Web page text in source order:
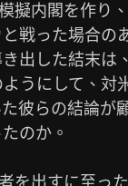
擬内閣を作り
戦った場合の
出した結末は
うにして、対
彼らの結論が
のか。
を出すに至っ